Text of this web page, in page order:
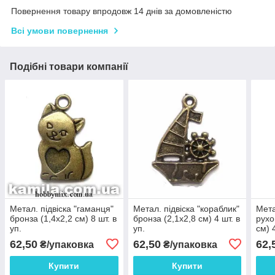
Повернення товару впродовж 14 днів за домовленістю
Всі умови повернення
Подібні товари компанії
Метал. підвіска "гаманця"
бронза (1,4х2,2 см) 8 шт. в
уп.
62,50 ₴/упаковка
Купити
Метал. підвіска "кораблик"
бронза (2,1х2,8 см) 4 шт. в
уп.
62,50₴/упаковка
Купити
см)